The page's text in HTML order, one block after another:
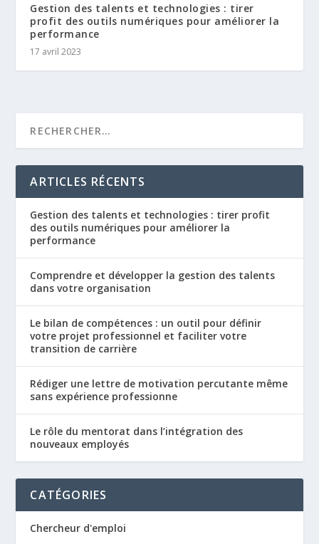
Gestion des talents et technologies : tirer
profit des outils numériques pour améliorer la
performance
17 avril 2023
ARTICLES RÉCENTS
Gestion des talents et technologies : tirer profit
des outils numériques pour améliorer la
performance
Comprendre et développer la gestion des talents
dans votre organisation
Le bilan de compétences : un outil pour définir
votre projet professionnel et faciliter votre
transition de carrière
Rédiger une lettre de motivation percutante même
sans expérience professionne
Le rôle du mentorat dans l’intégration des
nouveaux employés
CATÉGORIES
Chercheur d'emploi